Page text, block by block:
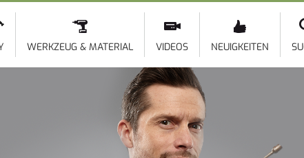
WERKZEUG & MATERIAL VIDEOS NEUIGKEITEN